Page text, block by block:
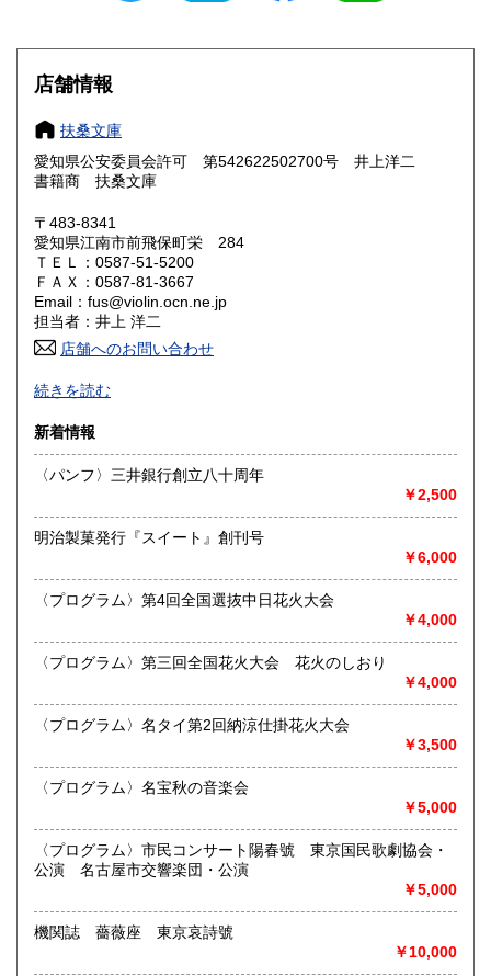
大阪府
奈良県
鳥取県 300円 島根県 300円
岡山県
山口県 300円
香川県 300円
高知県 300円
佐賀県
熊本県 300円 大分県 300円
300円
沖縄県 300円
店舗情報
扶桑文庫
愛知県公安委員会許可 第542622502700号 井上洋二
書籍商 扶桑文庫
〒483-8341
愛知県江南市前飛保町栄 284
ＴＥＬ：0587-51-5200
ＦＡＸ：0587-81-3667
Email：fus@violin.ocn.ne.jp
担当者：井上 洋二
店舗へのお問い合わせ
古文書、古地図、刷り物、一枚もの、絵葉書、鳥瞰図、近代
文献資料等を主体に扱っております。
沿線名：名鉄犬山線
最寄駅：江南駅下車
営業時間：10:00〜17:00
書籍の買取について
買取 買取専用フリーダイヤル 0120-006-229 (担当・
井上)
す。
御整理・御売却はお気軽に当店にご相談ください。
お電話、メール等でご連絡次第、即日に参上いたします。古
書買い取り、古本買い取り、大量大歓迎です。
特に古いもの全般(和本、古文書、紙物チラシ、郷土資料、地
図、宗教、芸能、美術、文学、雑誌等)に力を入れておりま
す。
又書画骨董品も別部門で取り扱いしておりますので引越し増
愛知県・岐阜県を中心に近県の方、日時打ち合わせの後、ご
訪問し、見積もり・買入をさせていただきます。
まずはお気軽にご連絡ください。
お品物を送料着払いでお送りいただければ、即日に評価しご
連絡ご送金いたします。
続きを読む
新着情報
〈パンフ〉三井銀行創立八十周年
￥2,500
明治製菓発行『スイート』創刊号
￥6,000
〈プログラム〉第4回全国選抜中日花火大会
￥4,000
〈プログラム〉第三回全国花火大会 花火のしおり
￥4,000
〈プログラム〉名タイ第2回納涼仕掛花火大会
￥3,500
〈プログラム〉名宝秋の音楽会
￥5,000
〈プログラム〉市民コンサート陽春號 東京国民歌劇協会・
公演 名古屋市交響楽団・公演
￥5,000
機関誌 薔薇座 東京哀詩號
￥10,000